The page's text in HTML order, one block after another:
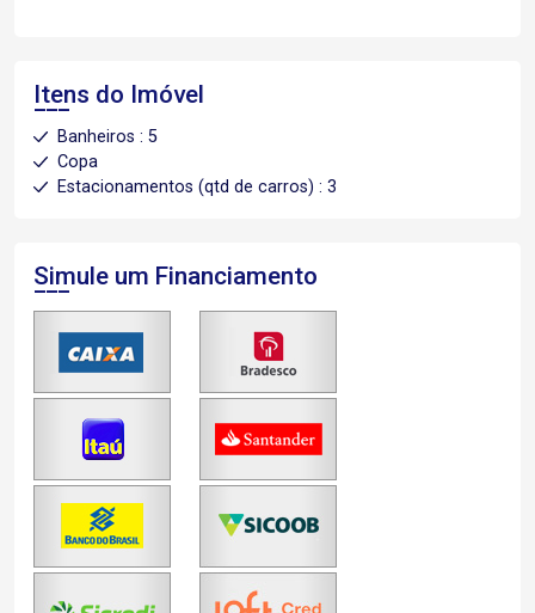
Itens do Imóvel
Banheiros : 5
Copa
Estacionamentos (qtd de carros) : 3
Simule um Financiamento